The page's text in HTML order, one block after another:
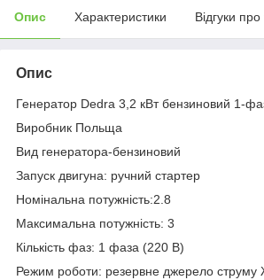
Опис Характеристики Відгуки
Опис
Генератор Dedra 3,2 кВт бензиновий 1-
Виробник Польща
Вид генератора-бензиновий
Запуск двигуна: ручний стартер
Номінальна потужність:2.8
Максимальна потужність: 3
Кількість фаз: 1 фаза (220 В)
Режим роботи: резервне джерело струму